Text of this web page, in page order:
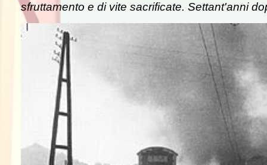
sfruttamento e di vite sacrificate. Settant'anni